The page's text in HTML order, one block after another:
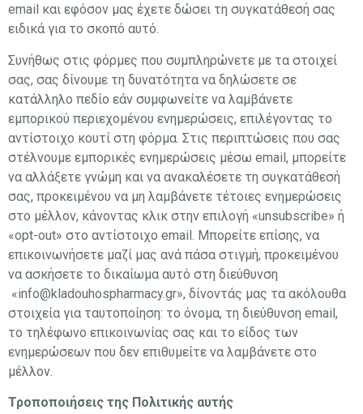
email και εφόσον μας έχετε δώσει τη συγκατάθεσή σας
ειδικά για το σκοπό αυτό.
Συνήθως στις φόρμες που συμπληρώνετε με τα στοιχεί
σας, σας δίνουμε τη δυνατότητα να δηλώσετε σε
κατάλληλο πεδίο εάν συμφωνείτε να λαμβάνετε
εμπορικού περιεχομένου ενημερώσεις, επιλέγοντας το
αντίστοιχο κουτί στη φόρμα. Στις περιπτώσεις που σας
στέλνουμε εμπορικές ενημερώσεις μέσω email, μπορείτε
να αλλάξετε γνώμη και να ανακαλέσετε τη συγκατάθεσή
σας, προκειμένου να μη λαμβάνετε τέτοιες ενημερώσεις
στο μέλλον, κάνοντας κλικ στην επιλογή «unsubscribe» ή
«opt-out» στο αντίστοιχο email. Μπορείτε επίσης, να
επικοινωνήσετε μαζί μας ανά πάσα στιγμή, προκειμένου
να ασκήσετε το δικαίωμα αυτό στη διεύθυνση
«info@kladouhospharmacy.gr», δίνοντάς μας τα ακόλουθα
στοιχεία για ταυτοποίηση: το όνομα, τη διεύθυνση email,
το τηλέφωνο επικοινωνίας σας και το είδος των
ενημερώσεων που δεν επιθυμείτε να λαμβάνετε στο
μέλλον.
Τροποποιήσεις της Πολιτικής αυτής